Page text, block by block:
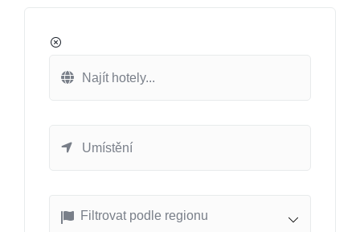
Filtrovat podle regionu